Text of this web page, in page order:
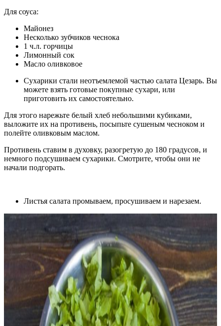
Для соуса:
Майонез
Несколько зубчиков чеснока
1 ч.л. горчицы
Лимонный сок
Масло оливковое
Сухарики стали неотъемлемой частью салата Цезарь. Вы
можете взять готовые покупные сухари, или
приготовить их самостоятельно.
Для этого нарежьте белый хлеб небольшими кубиками,
выложите их на противень, посыпьте сушеным чесноком и
полейте оливковым маслом.
Противень ставим в духовку, разогретую до 180 градусов, и
немного подсушиваем сухарики. Смотрите, чтобы они не
начали подгорать.
Листья салата промываем, просушиваем и нарезаем.